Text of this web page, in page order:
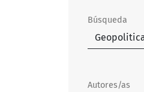
Búsqueda
Autores/as